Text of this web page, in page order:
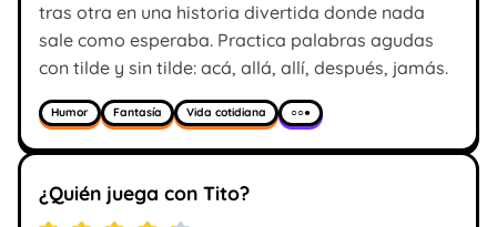
tras otra en una historia divertida donde nada
sale como esperaba. Practica palabras agudas
con tilde y sin tilde: acá, allá, allí, después, jamás.
Humor Fantasía Vida cotidiana ○○●
¿Quién juega con Tito?